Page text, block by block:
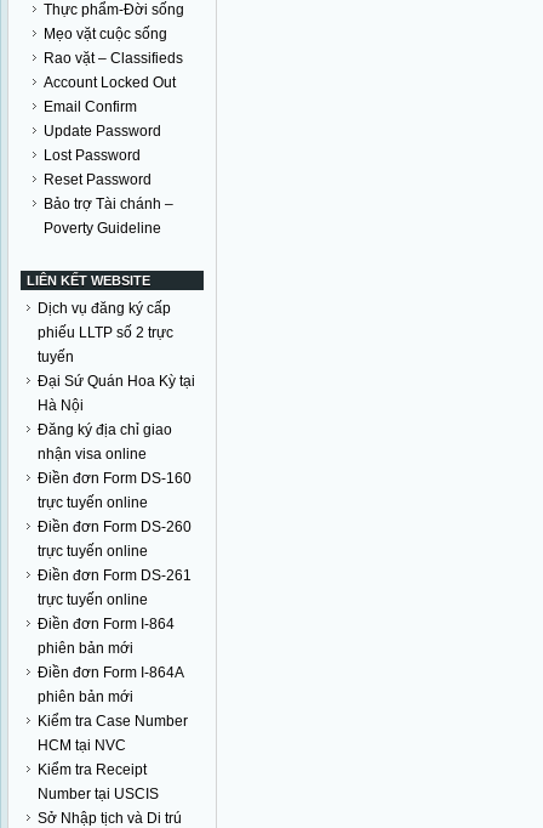
Thực phẩm-Đời sống
Mẹo vặt cuộc sống
Rao vặt – Classifieds
Account Locked Out
Email Confirm
Update Password
Lost Password
Reset Password
Bảo trợ Tài chánh –
Poverty Guideline
LIÊN KẾT WEBSITE
Dịch vụ đăng ký cấp
phiếu LLTP số 2 trực
tuyến
Đại Sứ Quán Hoa Kỳ tại
Hà Nội
Đăng ký địa chỉ giao
nhận visa online
Điền đơn Form DS-160
trực tuyến online
Điền đơn Form DS-260
trực tuyến online
Điền đơn Form DS-261
trực tuyến online
Điền đơn Form I-864
phiên bản mới
Điền đơn Form I-864A
phiên bản mới
Kiểm tra Case Number
HCM tại NVC
Kiểm tra Receipt
Number tại USCIS
Sở Nhập tịch và Di trú